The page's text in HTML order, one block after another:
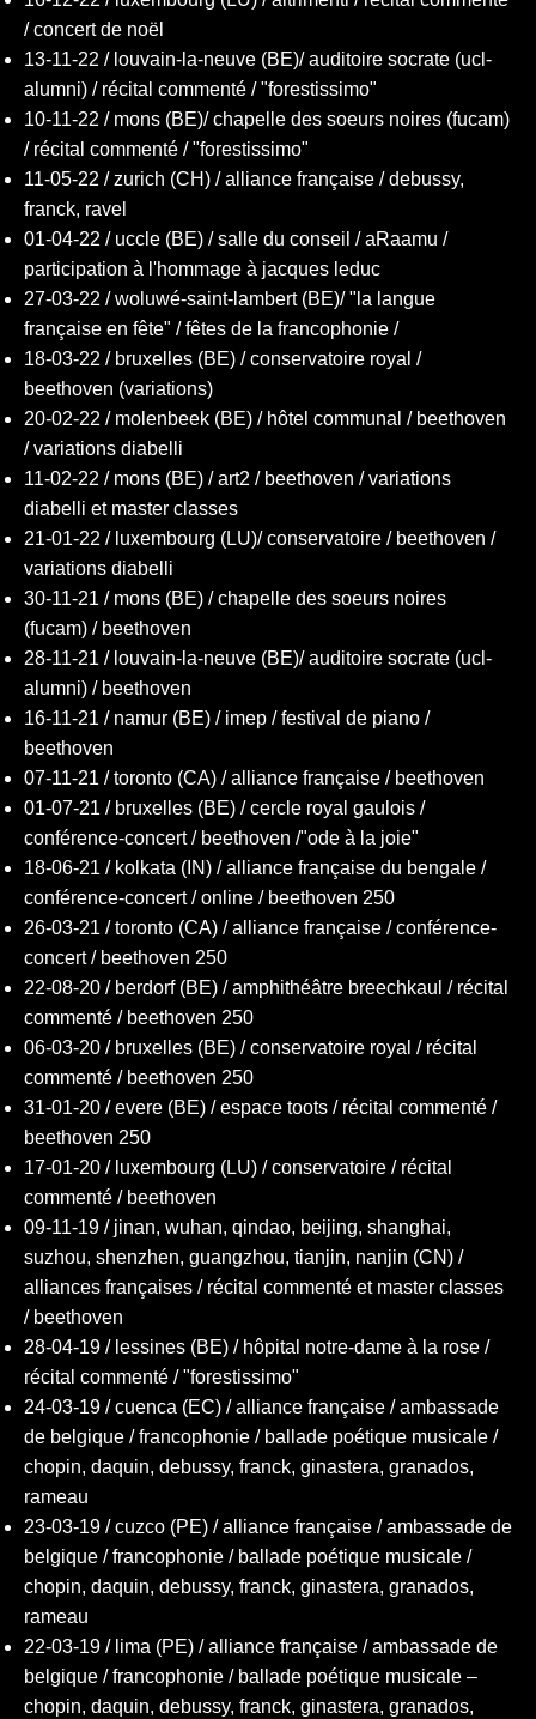
/ concert de noël
13-11-22 / louvain-la-neuve (BE)/ auditoire socrate (ucl-
alumni) / récital commenté / "forestissimo"
10-11-22 / mons (BE)/ chapelle des soeurs noires (fucam)
/ récital commenté / "forestissimo"
11-05-22 / zurich (CH) / alliance française / debussy,
franck, ravel
01-04-22 / uccle (BE) / salle du conseil / aRaamu /
participation à l'hommage à jacques leduc
27-03-22 / woluwé-saint-lambert (BE)/ "la langue
française en fête" / fêtes de la francophonie /
18-03-22 / bruxelles (BE) / conservatoire royal /
beethoven (variations)
20-02-22 / molenbeek (BE) / hôtel communal / beethoven
/ variations diabelli
11-02-22 / mons (BE) / art2 / beethoven / variations
diabelli et master classes
21-01-22 / luxembourg (LU)/ conservatoire / beethoven /
variations diabelli
30-11-21 / mons (BE) / chapelle des soeurs noires
(fucam) / beethoven
28-11-21 / louvain-la-neuve (BE)/ auditoire socrate (ucl-
alumni) / beethoven
16-11-21 / namur (BE) / imep / festival de piano /
beethoven
07-11-21 / toronto (CA) / alliance française / beethoven
01-07-21 / bruxelles (BE) / cercle royal gaulois /
conférence-concert / beethoven /"ode à la joie"
18-06-21 / kolkata (IN) / alliance française du bengale /
conférence-concert / online / beethoven 250
26-03-21 / toronto (CA) / alliance française / conférence-
concert / beethoven 250
22-08-20 / berdorf (BE) / amphithéâtre breechkaul / récital
commenté / beethoven 250
06-03-20 / bruxelles (BE) / conservatoire royal / récital
commenté / beethoven 250
31-01-20 / evere (BE) / espace toots / récital commenté /
beethoven 250
17-01-20 / luxembourg (LU) / conservatoire / récital
commenté / beethoven
09-11-19 / jinan, wuhan, qindao, beijing, shanghai,
suzhou, shenzhen, guangzhou, tianjin, nanjin (CN) /
alliances françaises / récital commenté et master classes
/ beethoven
28-04-19 / lessines (BE) / hôpital notre-dame à la rose /
récital commenté / "forestissimo"
24-03-19 / cuenca (EC) / alliance française / ambassade
de belgique / francophonie / ballade poétique musicale /
chopin, daquin, debussy, franck, ginastera, granados,
rameau
23-03-19 / cuzco (PE) / alliance française / ambassade de
belgique / francophonie / ballade poétique musicale /
chopin, daquin, debussy, franck, ginastera, granados,
rameau
22-03-19 / lima (PE) / alliance française / ambassade de
belgique / francophonie / ballade poétique musicale –
chopin, daquin, debussy, franck, ginastera, granados,